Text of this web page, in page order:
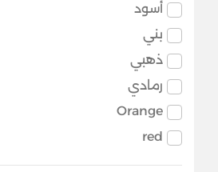
أسود
بني
ذهبي
رمادي
Orange
red